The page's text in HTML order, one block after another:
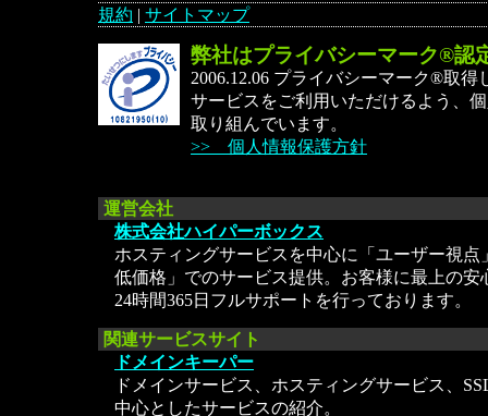
規約 | サイトマップ
弊社はプライバシーマーク®認
2006.12.06 プライバシーマーク®取得
サービスをご利用いただけるよう、
取り組んでいます。
>> 個人情報保護方針
運営会社
株式会社ハイパーボックス
ホスティングサービスを中心に「ユーザー視点
低価格」でのサービス提供。お客様に最上の安
24時間365日フルサポートを行っております。
関連サービスサイト
ドメインキーパー
ドメインサービス、ホスティングサービス、
中心としたサービスの紹介。